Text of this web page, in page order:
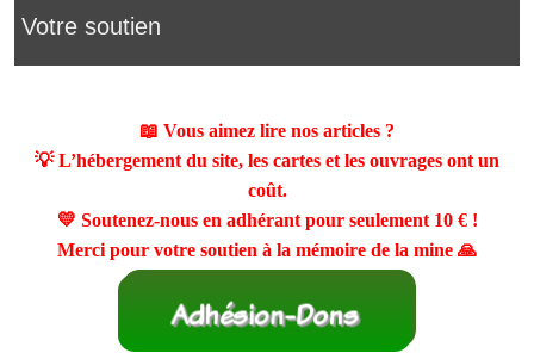
Votre soutien
📖 Vous aimez lire nos articles ?
💡 L’hébergement du site, les cartes et les ouvrages ont un
coût.
💛 Soutenez-nous en adhérant pour seulement 10 €!
Merci pour votre soutien à la mémoire de la mine 🙏